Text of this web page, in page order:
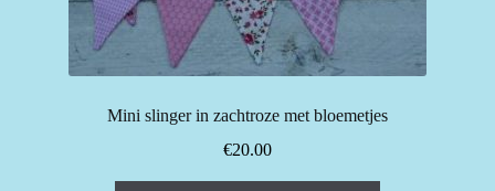
Mini slinger in zachtroze met bloemetjes
€20.00